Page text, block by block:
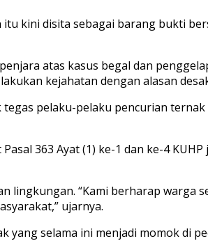
kini disita sebagai barang bukti
atas kasus begal dan
kejahatan dengan alasan
pelaku-pelaku pencurian
363 Ayat (1) ke-1 dan ke-4 KUHP
lingkungan. “Kami berharap warga
ujarnya.
selama ini menjadi momok di